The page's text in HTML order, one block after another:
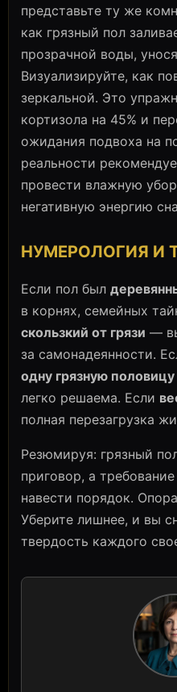
представьте ту же
как грязный пол
прозрачной воды,
Визуализируйте, как
зеркальной. Это
кортизола на 45% и
ожидания подвоха на
реальности
провести влажную
негативную энергию
НУМЕРОЛОГИЯ И
Если пол был
в корнях, семейных
скользкий от грязи —
за самонадеянности.
одну грязную половицу
легко решаема. Если
полная перезагрузка
Резюмируя: грязный
приговор, а
навести порядок.
Уберите лишнее, и вы
твердость каждого